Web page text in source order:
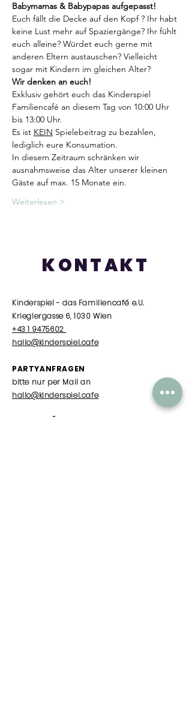
Babymamas & Babypapas aufgepasst!
Euch fällt die Decke auf den Kopf ? Ihr habt
keine Lust mehr auf Spaziergänge? Ihr fühlt
euch alleine? Würdet euch gerne mit
anderen Eltern austauschen? Vielleicht
sogar mit Kindern im gleichen Alter?
Wir denken an euch!
Exklusiv gehört euch das Kinderspiel
Familiencafé an diesem Tag von 10:00 Uhr
bis 13:00 Uhr.
Es ist KEIN Spielebeitrag zu bezahlen,
lediglich eure Konsumation.
In diesem Zeitraum schränken wir
ausnahmsweise das Alter unserer kleinen
Gäste auf max. 15 Monate ein.
Weiterlesen >
KONTAKT
Kinderspiel - das Familiencafé e.U.
Krieglergasse 6, 1030 Wien
+43 1 9475602
hallo@kinderspiel.cafe
PARTYANFRAGEN
bitte nur per Mail an
hallo@kinderspiel.cafe
SOMMER ÖFFNUNGSZEITEN